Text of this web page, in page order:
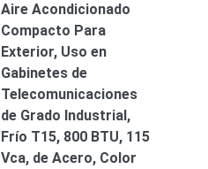
Aire Acondicionado
Compacto Para
Exterior, Uso en
Gabinetes de
Telecomunicaciones
de Grado Industrial,
Frío T15, 800 BTU, 115
Vca, de Acero, Color